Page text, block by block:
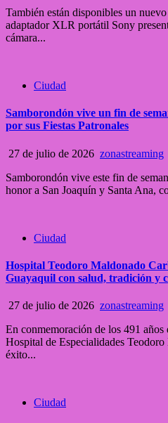
También están disponibles un
adaptador XLR portátil Sony
cámara...
Ciudad
Samborondón vive un fin de
por sus Fiestas Patronales
27 de julio de 2026 zonastreaming
Samborondón vive este fin de
honor a San Joaquín y Santa Ana,
Ciudad
Hospital Teodoro Maldonado
Guayaquil con salud, tradición y
27 de julio de 2026 zonastreaming
En conmemoración de los 491
Hospital de Especialidades
éxito...
Ciudad